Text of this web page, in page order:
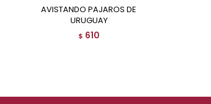
AVISTANDO PAJAROS DE
URUGUAY
$ 610